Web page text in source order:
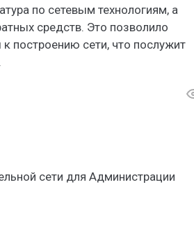
по сетевым технологиям, а
средств. Это позволило
построению сети, что послужит
сети для Администрации